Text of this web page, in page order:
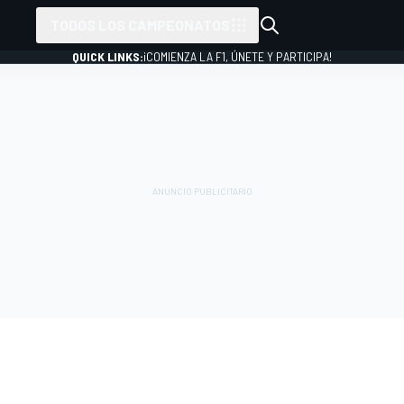
QUICK LINKS:¡COMIENZA LA F1, ÚNETE Y PARTICIPA!